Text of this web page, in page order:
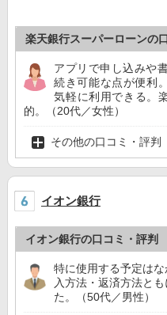
楽天銀行スーパーローンの
アプリで申し込みや
続き可能な点が便利
気軽に利用できる。
的。（20代／女性）
その他の口コミ・評判
イオン銀行
イオン銀行の口コミ・評判
特に使用する予定は
入方法・返済方法と
た。（50代／男性）